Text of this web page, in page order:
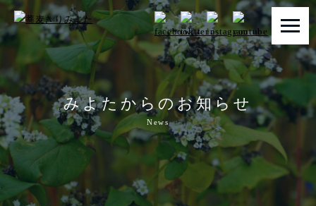
みよたからのお知らせ
News
トップページ
みよたとは
みよたのこだわり
畑だより